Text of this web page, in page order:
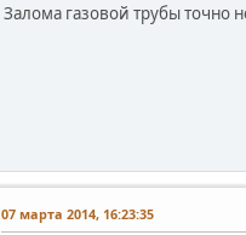
Залома газовой трубы точно
07 марта 2014, 16:23:35